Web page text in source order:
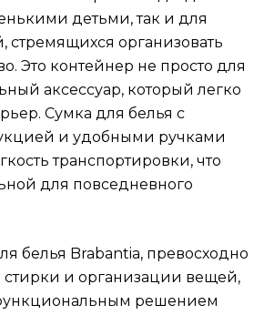
детьми, так и для
организовать
Это контейнер не просто для
аксессуар, который легко
Сумка для белья с
и удобными ручками
транспортировки, что
для повседневного
белья Brabantia, превосходно
и организации вещей,
решением